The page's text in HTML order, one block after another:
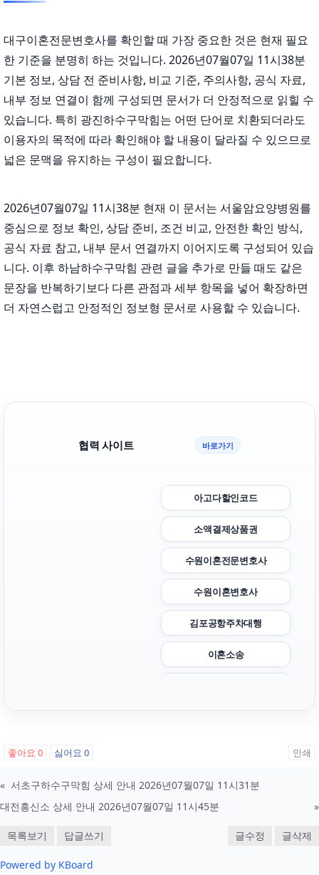
대구이혼전문변호사를 확인할 때 가장 중요한 것은 현재 필요
한 기준을 분명히 하는 것입니다. 2026년07월07일 11시38분
기본 정보, 상담 전 준비사항, 비교 기준, 주의사항, 공식 자료,
내부 정보 연결이 함께 구성되면 문서가 더 안정적으로 읽힐 수
있습니다. 특히 광진하수구막힘는 어떤 단어로 치환되더라도
이용자의 목적에 따라 확인해야 할 내용이 달라질 수 있으므로
넓은 문맥을 유지하는 구성이 필요합니다.
2026년07월07일 11시38분 현재 이 문서는 서울암요양병원를
중심으로 정보 확인, 상담 준비, 조건 비교, 안전한 확인 방식,
공식 자료 참고, 내부 문서 연결까지 이어지도록 구성되어 있습
니다. 이후 하남하수구막힘 관련 글을 추가로 만들 때도 같은
문장을 반복하기보다 다른 관점과 세부 항목을 넣어 확장하면
더 자연스럽고 안정적인 정보형 문서로 사용할 수 있습니다.
협력 사이트 바로가기
아고다할인코드
소액결제상품권
수원이혼전문변호사
수원이혼변호사
김포공항주차대행
이혼소송
수원형사전문변호사
인스타그램 좋아요
인스타그램 좋아요
좋아요 0 싫어요 0 인쇄
« 서초구하수구막힘 상세 안내 2026년07월07일 11시31분
대전흥신소 상세 안내 2026년07월07일 11시45분
»
목록보기 답글쓰기 글수정 글삭제
Powered by KBoard